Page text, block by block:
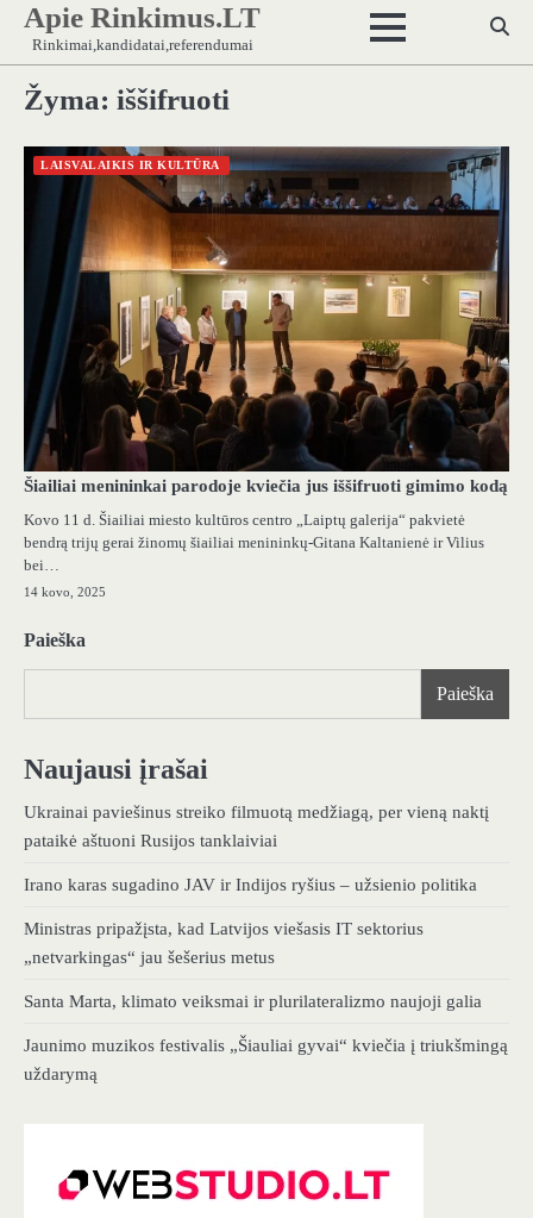
Skip
content
Apie Rinkimus.LT
Rinkimai,kandidatai,referendumai
Žyma: iššifruoti
LAISVALAIKIS IR KULTŪRA
Šiailiai menininkai parodoje kviečia jus iššifruoti gimimo kodą
Kovo 11 d. Šiailiai miesto kultūros centro „Laiptų galerija“ pakvietė
bendrą trijų gerai žinomų šiailiai menininkų-Gitana Kaltanienė ir Vilius
bei…
14 kovo, 2025
Paieška
Paieška
Naujausi įrašai
Ukrainai paviešinus streiko filmuotą medžiagą, per vieną naktį
pataikė aštuoni Rusijos tanklaiviai
Irano karas sugadino JAV ir Indijos ryšius – užsienio politika
Ministras pripažįsta, kad Latvijos viešasis IT sektorius
„netvarkingas“ jau šešerius metus
Santa Marta, klimato veiksmai ir plurilateralizmo naujoji galia
Jaunimo muzikos festivalis „Šiauliai gyvai“ kviečia į triukšmingą
uždarymą